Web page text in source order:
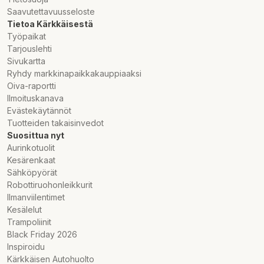
Saavutettavuusseloste
Tietoa Kärkkäisestä
Työpaikat
Tarjouslehti
Sivukartta
Ryhdy markkinapaikkakauppiaaksi
Oiva-raportti
Ilmoituskanava
Evästekäytännöt
Tuotteiden takaisinvedot
Suosittua nyt
Aurinkotuolit
Kesärenkaat
Sähköpyörät
Robottiruohonleikkurit
Ilmanviilentimet
Kesälelut
Trampoliinit
Black Friday 2026
Inspiroidu
Kärkkäisen Autohuolto